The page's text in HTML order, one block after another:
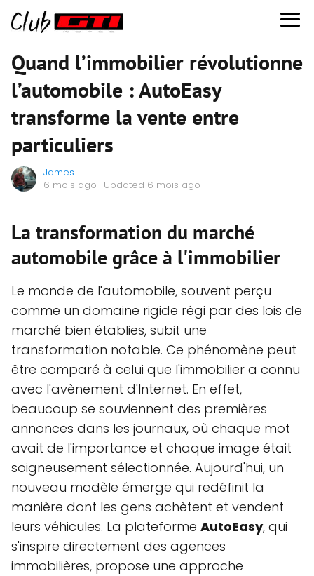
Quand l’immobilier révolutionne
l’automobile : AutoEasy
transforme la vente entre
particuliers
James
6 mois ago · Updated 6 mois ago
La transformation du marché
automobile grâce à l'immobilier
Le monde de l'automobile, souvent perçu
comme un domaine rigide régi par des lois de
marché bien établies, subit une
transformation notable. Ce phénomène peut
être comparé à celui que l'immobilier a connu
avec l'avènement d'Internet. En effet,
beaucoup se souviennent des premières
annonces dans les journaux, où chaque mot
avait de l'importance et chaque image était
soigneusement sélectionnée. Aujourd'hui, un
nouveau modèle émerge qui redéfinit la
manière dont les gens achètent et vendent
leurs véhicules. La plateforme AutoEasy, qui
s'inspire directement des agences
immobilières, propose une approche